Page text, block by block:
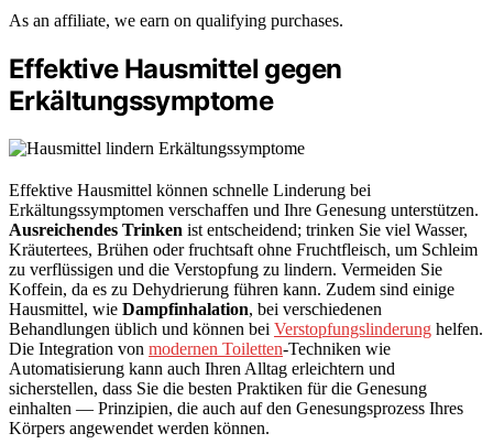
As an affiliate, we earn on qualifying purchases.
Effektive Hausmittel gegen
Erkältungssymptome
Effektive Hausmittel können schnelle Linderung bei
Erkältungssymptomen verschaffen und Ihre Genesung unterstützen.
Ausreichendes Trinken ist entscheidend; trinken Sie viel Wasser,
Kräutertees, Brühen oder fruchtsaft ohne Fruchtfleisch, um Schleim
zu verflüssigen und die Verstopfung zu lindern. Vermeiden Sie
Koffein, da es zu Dehydrierung führen kann. Zudem sind einige
Hausmittel, wie Dampfinhalation, bei verschiedenen
Behandlungen üblich und können bei Verstopfungslinderung helfen.
Die Integration von modernen Toiletten-Techniken wie
Automatisierung kann auch Ihren Alltag erleichtern und
sicherstellen, dass Sie die besten Praktiken für die Genesung
einhalten — Prinzipien, die auch auf den Genesungsprozess Ihres
Körpers angewendet werden können.